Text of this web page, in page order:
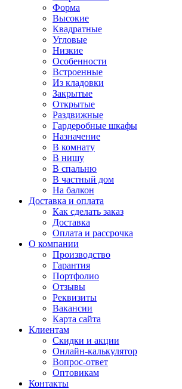
Форма
Высокие
Квадратные
Угловые
Низкие
Особенности
Встроенные
Из кладовки
Закрытые
Открытые
Раздвижные
Гардеробные шкафы
Назначение
В комнату
В нишу
В спальню
В частный дом
На балкон
Доставка и оплата
Как сделать заказ
Доставка
Оплата и рассрочка
О компании
Производство
Гарантия
Портфолио
Отзывы
Реквизиты
Вакансии
Карта сайта
Клиентам
Скидки и акции
Онлайн-калькулятор
Вопрос-ответ
Оптовикам
Контакты